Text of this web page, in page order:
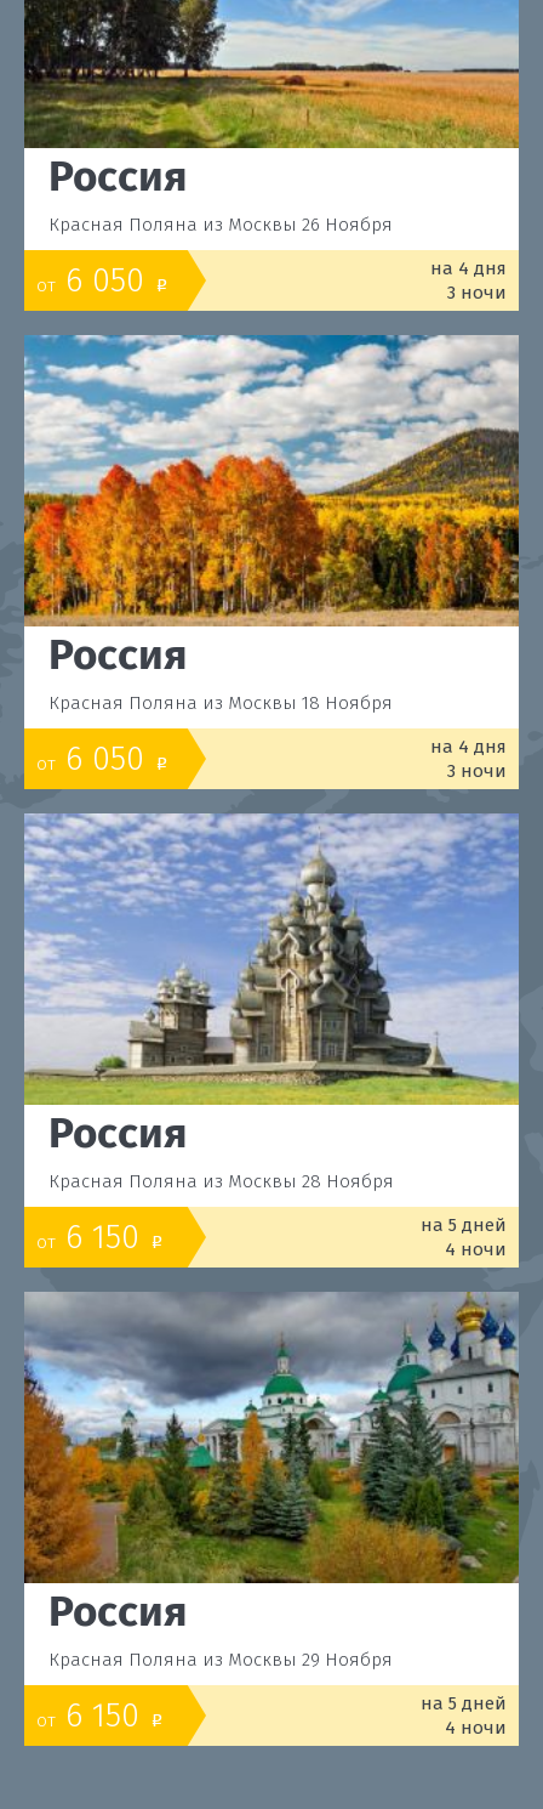
Россия
Красная Поляна из Москвы 26 Ноября
от 6 050 o
на 4 дня
3 ночи
Россия
Красная Поляна из Москвы 18 Ноября
от 6 050 o
на 4 дня
3 ночи
Россия
Красная Поляна из Москвы 28 Ноября
от 6 150 o
на 5 дней
4 ночи
Россия
Красная Поляна из Москвы 29 Ноября
от 6 150 o
на 5 дней
4 ночи